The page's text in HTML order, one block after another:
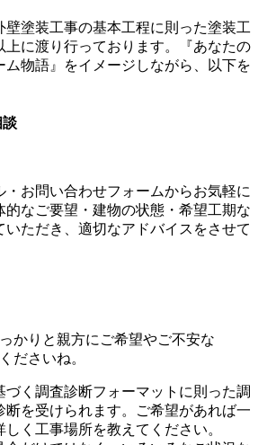
壁塗装工事の基本工程に則った塗装工
上に渡り行っております。『あなたの
ム物語』をイメージしながら、以下を
談
・お問い合わせフォームからお気軽に
的なご要望・建物の状態・希望工期な
いただき、適切なアドバイスをさせて
かりと親方にご希望やご不安な
ださいね。
く調査診断フォーマットに則った調
断を受けられます。ご希望があれば一
く工事場所を教えてください。